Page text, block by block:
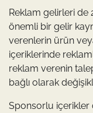
Reklam gelirleri de
önemli bir gelir
verenlerin ürün
içeriklerinde
reklam verenin
bağlı olarak
Sponsorlu içerikler